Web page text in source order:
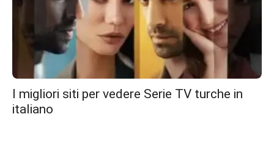
I migliori siti per vedere Serie TV turche in
italiano